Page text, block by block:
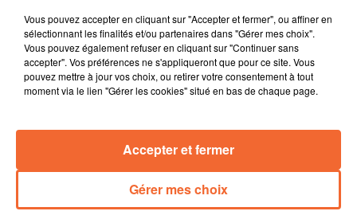
ouvrira ses portes le 9 avril. 15 000 visiteurs sont
encore attendus cette saison ;
Il s’appelle Vincent Delion : ce thouarsais est coureur
mal voyant et fait confiance à son guide à chaque
- Enfin, le jackpot : 1 million d’euros pour des joueurs
de l’euromillion à Parthenay au tabac presse des loges
Vous pouvez accepter en cliquant sur "Accepter et fermer", ou affiner en
sélectionnant les finalités et/ou partenaires dans "Gérer mes choix".
Vous pouvez également refuser en cliquant sur "Continuer sans
accepter". Vos préférences ne s'appliqueront que pour ce site. Vous
pouvez mettre à jour vos choix, ou retirer votre consentement à tout
moment via le lien "Gérer les cookies" situé en bas de chaque page.
Gérer mes choix
Accepter et fermer